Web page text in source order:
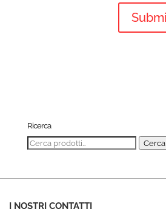
Ricerca
Cerca: Cerca
I NOSTRI CONTATTI